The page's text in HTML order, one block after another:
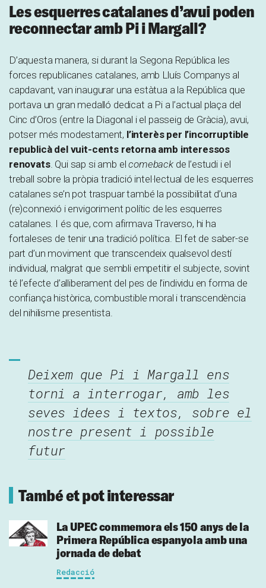
Les esquerres catalanes d’avui poden
reconnectar amb Pi i Margall?
D’aquesta manera, si durant la Segona República les
forces republicanes catalanes, amb Lluís Companys al
capdavant, van inaugurar una estàtua a la República que
portava un gran medalló dedicat a Pi a l’actual plaça del
Cinc d’Oros (entre la Diagonal i el passeig de Gràcia), avui,
potser més modestament, l’interès per l’incorruptible
republicà del vuit-cents retorna amb interessos
renovats. Qui sap si amb elcomebackde l’estudi i el
treball sobre la pròpia tradició intel·lectual de les esquerres
catalanes se’n pot traspuar també la possibilitat d’una
(re)connexió i envigoriment polític de les esquerres
catalanes. I és que, com afirmava Traverso, hi ha
fortaleses de tenir una tradició política. El fet de saber-se
part d’un moviment que transcendeix qualsevol destí
individual, malgrat que sembli empetitir el subjecte, sovint
té l’efecte d’alliberament del pes de l’individu en forma de
confiança històrica, combustible moral i transcendència
del nihilisme presentista.
Deixem que Pi i Margall ens
torni a interrogar, amb les
seves idees i textos, sobre el
nostre present i possible
futur
També et pot interessar
La UPEC commemora els 150 anys de la
Primera República espanyola amb una
jornada de debat
Redacció